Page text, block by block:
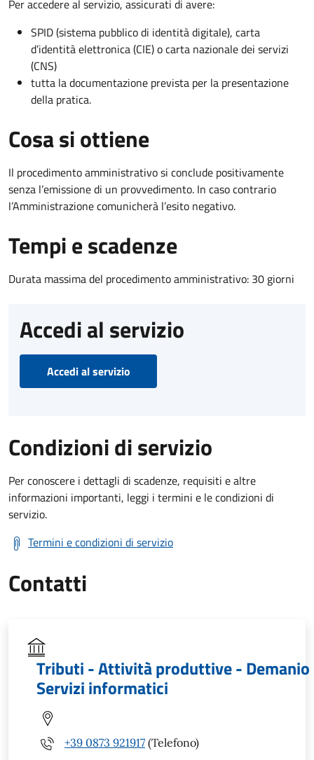
Per accedere al servizio, assicurati di avere:
SPID (sistema pubblico di identità digitale), carta
d’identità elettronica (CIE) o carta nazionale dei servizi
(CNS)
tutta la documentazione prevista per la presentazione
della pratica.
Cosa si ottiene
Il procedimento amministrativo si conclude positivamente
senza l’emissione di un provvedimento. In caso contrario
l’Amministrazione comunicherà l’esito negativo.
Tempi e scadenze
Durata massima del procedimento amministrativo: 30 giorni
Accedi al servizio
Accedi al servizio
Condizioni di servizio
Per conoscere i dettagli di scadenze, requisiti e altre
informazioni importanti, leggi i termini e le condizioni di
servizio.
Termini e condizioni di servizio
Contatti
Tributi - Attività produttive -
Servizi informatici
+39 0873 921917 (Telefono)